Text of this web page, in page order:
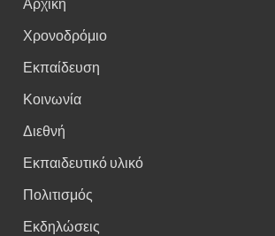
Αρχική
Χρονοδρόμιο
Εκπαίδευση
Κοινωνία
Διεθνή
Εκπαιδευτικό υλικό
Πολιτισμός
Εκδηλώσεις